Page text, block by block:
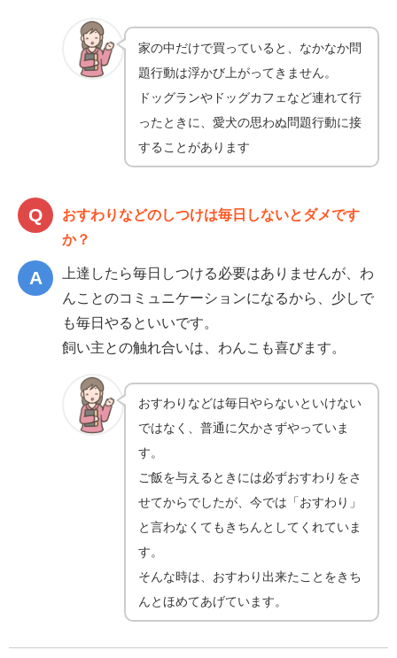
家の中だけで買っていると、なかなか問
題行動は浮かび上がってきません。
ドッグランやドッグカフェなど連れて行
ったときに、愛犬の思わぬ問題行動に接
することがあります
おすわりなどのしつけは毎日しないとダメです
か？
上達したら毎日しつける必要はありませんが、わ
んことのコミュニケーションになるから、少しで
も毎日やるといいです。
飼い主との触れ合いは、わんこも喜びます。
おすわりなどは毎日やらないといけない
ではなく、普通に欠かさずやっていま
す。
ご飯を与えるときには必ずおすわりをさ
せてからでしたが、今では「おすわり」
と言わなくてもきちんとしてくれていま
す。
そんな時は、おすわり出来たことをきち
んとほめてあげています。